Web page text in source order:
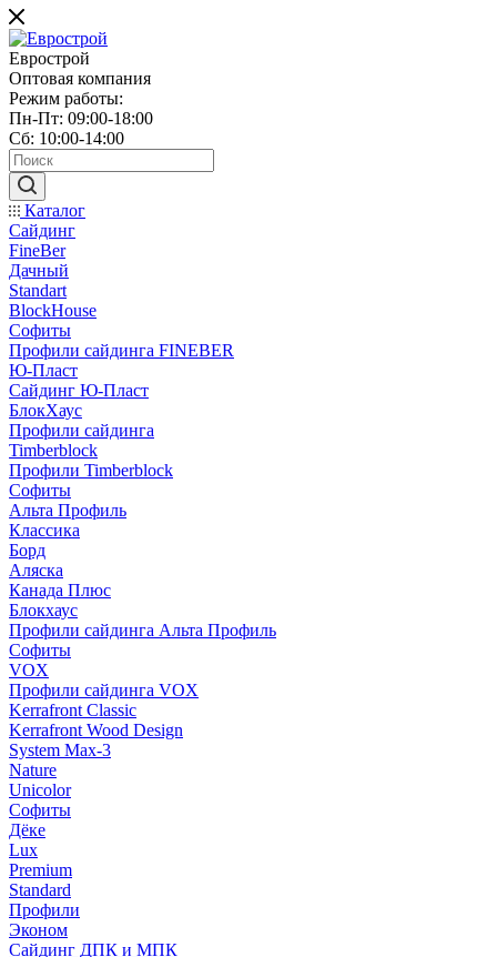
Еврострой
Оптовая компания
Режим работы:
Пн-Пт: 09:00-18:00
Сб: 10:00-14:00
Каталог
Сайдинг
FineBer
Дачный
Standart
BlockHouse
Софиты
Профили сайдинга FINEBER
Ю-Пласт
Сайдинг Ю-Пласт
БлокХаус
Профили сайдинга
Timberblock
Профили Timberblock
Софиты
Альта Профиль
Классика
Борд
Аляска
Канада Плюс
Блокхаус
Профили сайдинга Альта Профиль
Софиты
VOX
Профили сайдинга VOX
Kerrafront Classic
Kerrafront Wood Design
System Max-3
Nature
Unicolor
Софиты
Дёке
Lux
Premium
Standard
Профили
Эконом
Сайдинг ДПК и МПК